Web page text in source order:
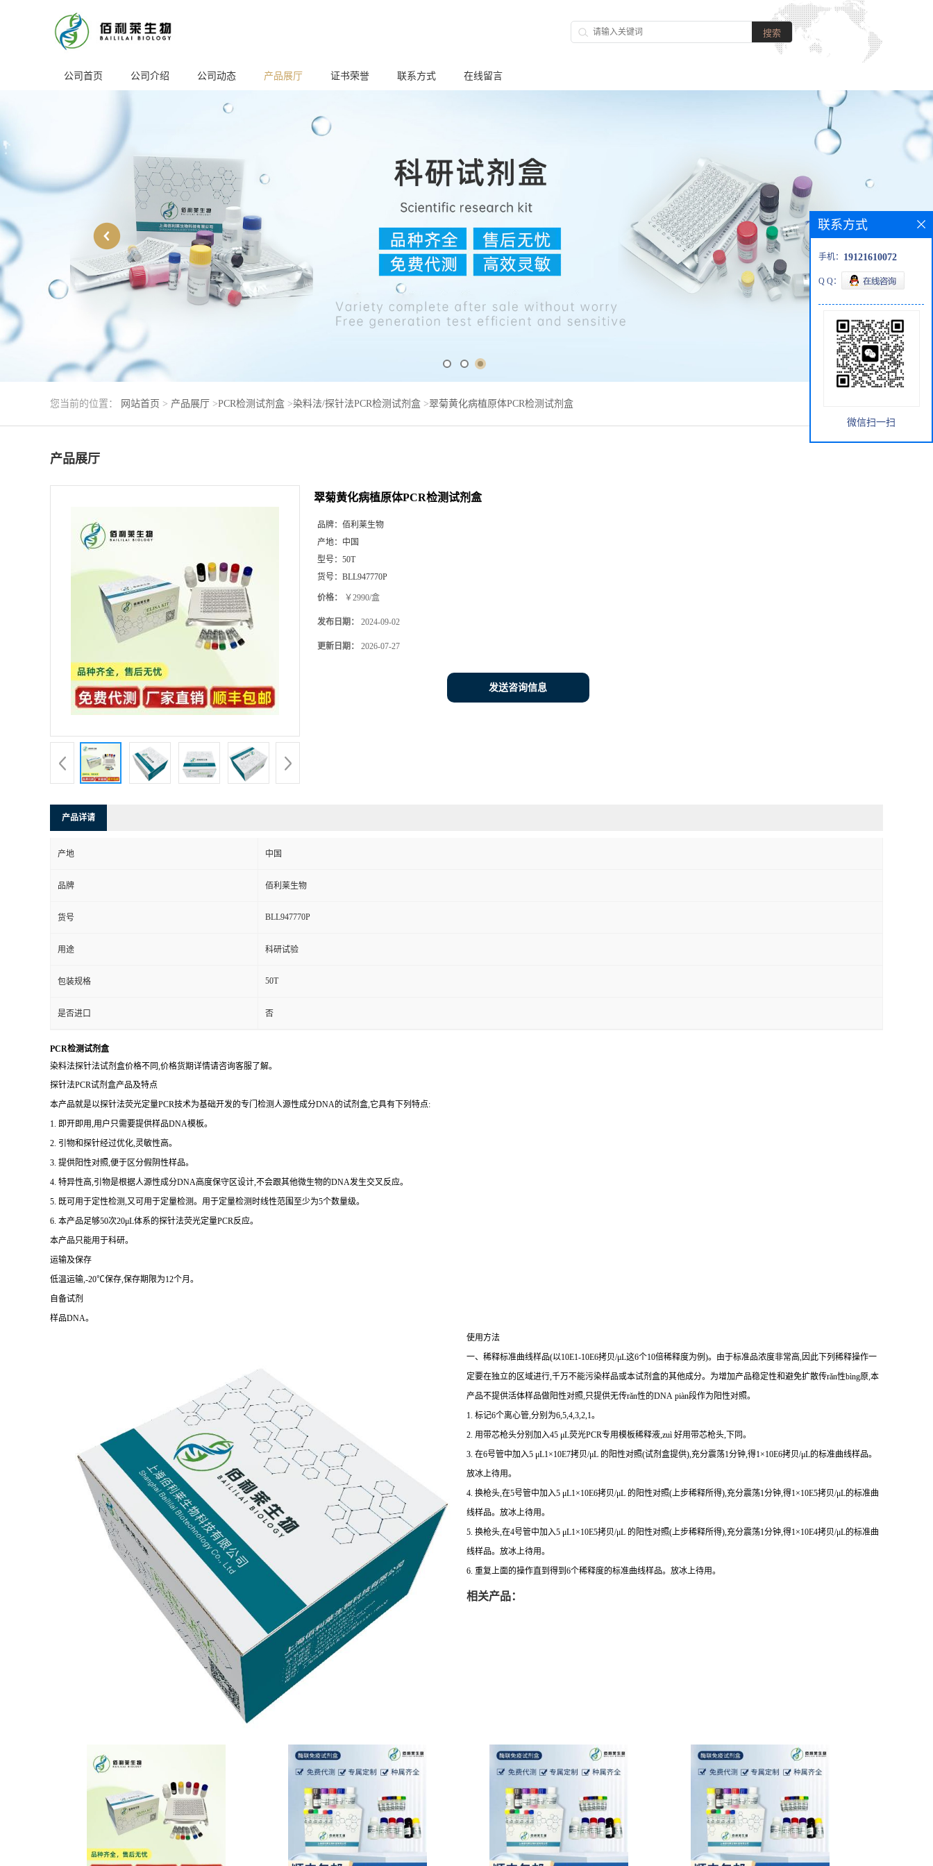
公司首页 公司介绍 公司动态 产品展厅 证书荣誉 联系方式 在线留言
您当前的位置： 网站首页 > 产品展厅 >PCR检测试剂盒 >染料法/探针法PCR检测试剂盒 >翠菊黄化病植原体PCR检测试剂盒
产品展厅
翠菊黄化病植原体PCR检测试剂盒
品牌： 佰利莱生物
产地： 中国
型号： 50T
货号： BLL947770P
价格： ￥2990/盒
发布日期： 2024-09-02
更新日期： 2026-07-27
发送咨询信息
产品详请
产地 中国
品牌 佰利莱生物
货号 BLL947770P
用途 科研试验
包装规格 50T
是否进口 否
PCR检测试剂盒
染料法探针法试剂盒价格不同,价格货期详情请咨询客服了解。
探针法PCR试剂盒产品及特点
本产品就是以探针法荧光定量PCR技术为基础开发的专门检测人源性成分DNA的试剂盒,它具有下列特点:
1. 即开即用,用户只需要提供样品DNA模板。
2. 引物和探针经过优化,灵敏性高。
3. 提供阳性对照,便于区分假阴性样品。
4. 特异性高,引物是根据人源性成分DNA高度保守区设计,不会跟其他微生物的DNA发生交叉反应。
5. 既可用于定性检测,又可用于定量检测。用于定量检测时线性范围至少为5个数量级。
6. 本产品足够50次20μL体系的探针法荧光定量PCR反应。
本产品只能用于科研。
运输及保存
低温运输,-20℃保存,保存期限为12个月。
自备试剂
样品DNA。
使用方法
一、稀释标准曲线样品(以10E1-10E6拷贝/μL这6个10倍稀释度为例)。由于标准品浓度非常高,因此下列稀释操作一
定要在独立的区域进行,千万不能污染样品或本试剂盒的其他成分。为增加产品稳定性和避免扩散传rǎn性bìng原,本
产品不提供活体样品做阳性对照,只提供无传rǎn性的DNA piàn段作为阳性对照。
1. 标记6个离心管,分别为6,5,4,3,2,1。
2. 用带芯枪头分别加入45 μL荧光PCR专用模板稀释液,zuì 好用带芯枪头,下同。
3. 在6号管中加入5 μL1×10E7拷贝/μL 的阳性对照(试剂盒提供),充分震荡1分钟,得1×10E6拷贝/μL的标准曲线样品。
放冰上待用。
4. 换枪头,在5号管中加入5 μL1×10E6拷贝/μL 的阳性对照(上步稀释所得),充分震荡1分钟,得1×10E5拷贝/μL的标准曲
线样品。放冰上待用。
5. 换枪头,在4号管中加入5 μL1×10E5拷贝/μL 的阳性对照(上步稀释所得),充分震荡1分钟,得1×10E4拷贝/μL的标准曲
线样品。放冰上待用。
6. 重复上面的操作直到得到6个稀释度的标准曲线样品。放冰上待用。
相关产品：
联系方式
手机： 19121610072
Q Q：
微信扫一扫